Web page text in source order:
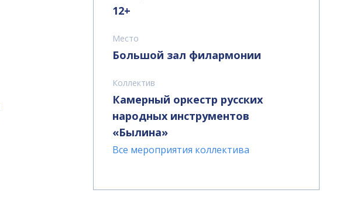
12+
Место
Большой зал филармонии
Коллектив
Камерный оркестр русских
народных инструментов
«Былина»
Все мероприятия коллектива